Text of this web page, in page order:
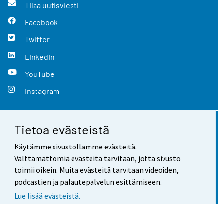
Tietoa evästeistä
Käytämme sivustollamme evästeitä.
Välttämättömiä evästeitä tarvitaan, jotta sivusto
toimii oikein. Muita evästeitä tarvitaan videoiden,
podcastien ja palautepalvelun esittämiseen.
Lue lisää evästeistä.
Tilaa uutisviesti
Facebook
Twitter
LinkedIn
YouTube
Instagram
Yhteystiedot
Palaute
Käyttöehdot